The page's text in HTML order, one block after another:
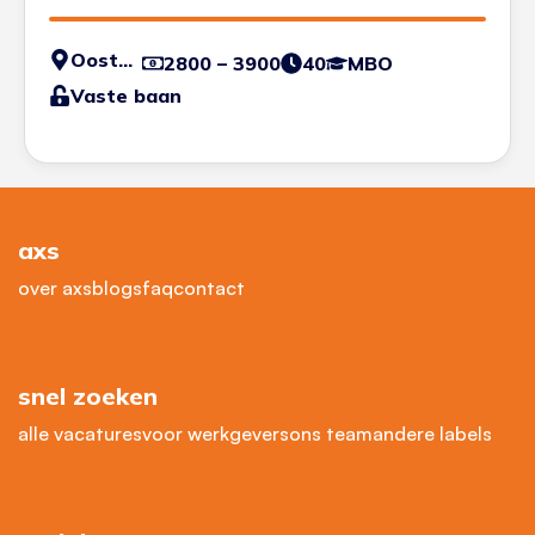
Oosterhout 2800 – 3900 40
MBO
Vaste baan
axs
over axsblogsfaqcontact
snel zoeken
alle vacaturesvoor werkgeversons teamandere labels